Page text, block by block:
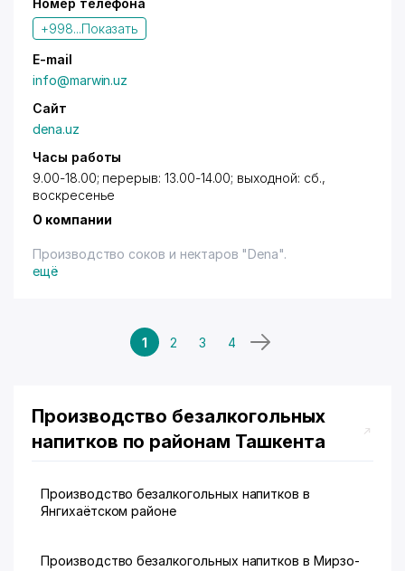
Номер телефона
+998...Показать
E-mail
info@marwin.uz
Сайт
dena.uz
Часы работы
9.00-18.00; перерыв: 13.00-14.00; выходной: сб.,
воскресенье
О компании
Производство соков и нектаров "Dena".
ещё
1 2 3 4
Производство безалкогольных
напитков по районам Ташкента
Производство безалкогольных напитков в
Янгихаётском районе
Производство безалкогольных напитков в Мирзо-